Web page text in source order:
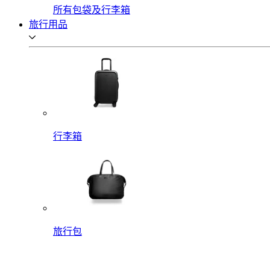
所有包袋及行李箱
旅行用品
行李箱
旅行包